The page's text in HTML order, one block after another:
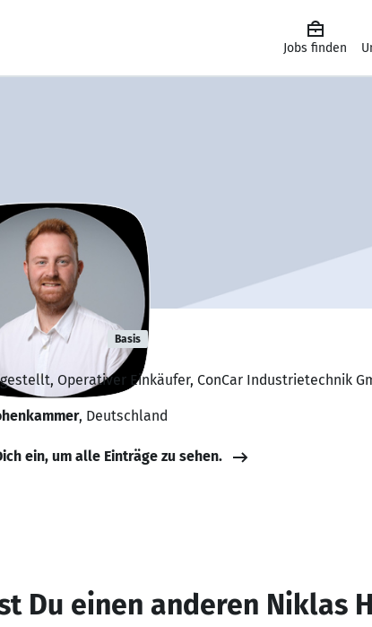
Jobs finden
Huber Basis
Operativer Einkäufer, ConCar Industrietechnik
, Deutschland
ein, um alle Einträge zu sehen.
Du einen anderen Niklas